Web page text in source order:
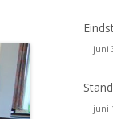
juni
juni